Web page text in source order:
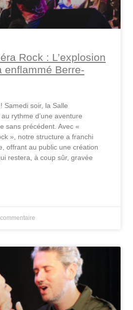
Rock : L’explosion
enflammé Berre-
Samedi soir, la Salle
rythme d’une aventure
sans précédent. Avec «
», notre structure a franchi
offrant au public une création
restera, à coup sûr, gravée